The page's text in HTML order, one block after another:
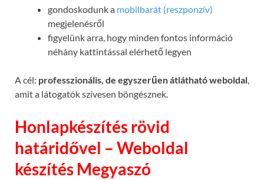
gondoskodunk a mobilbarát (reszponzív)
megjelenésről
figyelünk arra, hogy minden fontos információ
néhány kattintással elérhető legyen
A cél: professzionális, de egyszerűen átlátható weboldal,
amit a látogatók szívesen böngésznek.
Honlapkészítés rövid
határidővel – Weboldal
készítés Megyaszó